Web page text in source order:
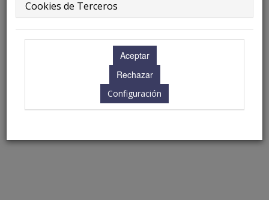
Cookies de Terceros
Configuración
Jueves 14 de noviembre
17.30 - 18.00 h.
Ubicación: Nijar I